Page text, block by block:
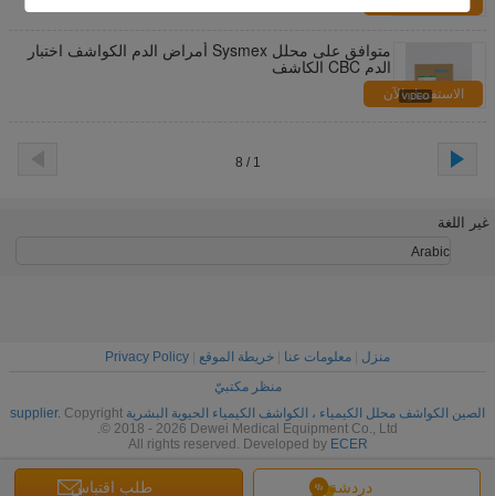
متوافق على محلل Sysmex أمراض الدم الكواشف اختبار
الدم CBC الكاشف
الاستفسار الآن
1 / 8
دردشة طلب اقتباس
غير اللغة
Arabic
منزل معلومات عنا خريطة الموقع
Privacy Policy
منظر مكتبيّ
الصين الكواشف محلل الكيمياء ، الكواشف الكيمياء الحيوية البشرية supplier. Copyright
© 2018 - 2026 Dewei Medical Equipment Co., Ltd.
All rights reserved. Developed by ECER